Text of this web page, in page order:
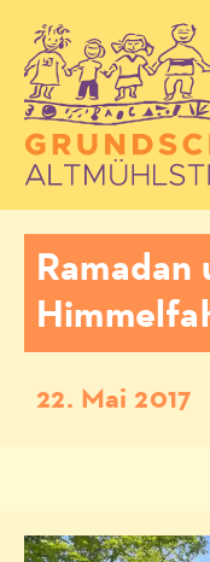
22. Mai 2017